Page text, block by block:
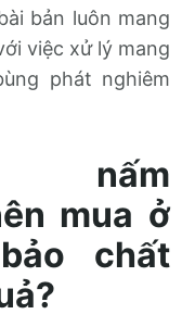
bản luôn mang
việc xử lý mang
phát nghiêm
nấm
mua ở
chất